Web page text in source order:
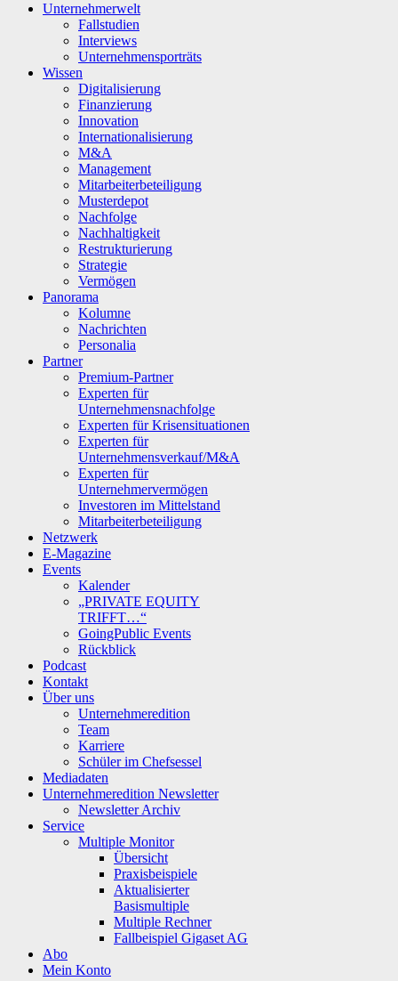
Unternehmerwelt
Fallstudien
Interviews
Unternehmensporträts
Wissen
Digitalisierung
Finanzierung
Innovation
Internationalisierung
M&A
Management
Mitarbeiterbeteiligung
Musterdepot
Nachfolge
Nachhaltigkeit
Restrukturierung
Strategie
Vermögen
Panorama
Kolumne
Nachrichten
Personalia
Partner
Premium-Partner
Experten für
Unternehmensnachfolge
Experten für Krisensituationen
Experten für
Unternehmensverkauf/M&A
Experten für
Unternehmervermögen
Investoren im Mittelstand
Mitarbeiterbeteiligung
Netzwerk
E-Magazine
Events
Kalender
„PRIVATE EQUITY
TRIFFT…“
GoingPublic Events
Rückblick
Podcast
Kontakt
Über uns
Unternehmeredition
Team
Karriere
Schüler im Chefsessel
Mediadaten
Unternehmeredition Newsletter
Newsletter Archiv
Service
Multiple Monitor
Übersicht
Praxisbeispiele
Aktualisierter
Basismultiple
Multiple Rechner
Fallbeispiel Gigaset AG
Abo
Mein Konto